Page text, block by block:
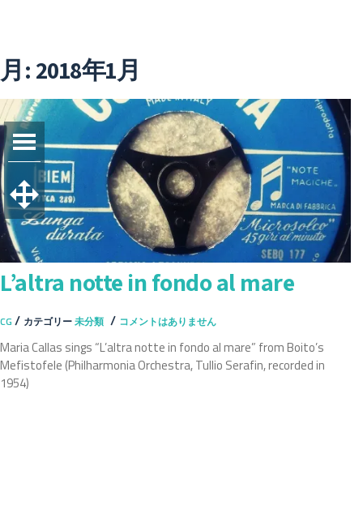
り
え
月: 2018年1月
L’altra notte in fondo al mare
CG / カテゴリー未分類 / コメントはありません
Maria Callas sings “L’altra notte in fondo al mare” from Boito’s
Mefistofele (Philharmonia Orchestra, Tullio Serafin, recorded in
1954)